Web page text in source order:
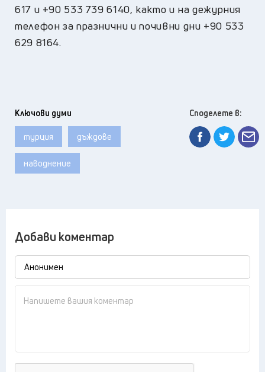
617 и +90 533 739 6140, както и на дежурния
телефон за празнични и почивни дни +90 533
629 8164.
Ключови думи
турция дъждове
наводнение
Споделете в:
Добави коментар